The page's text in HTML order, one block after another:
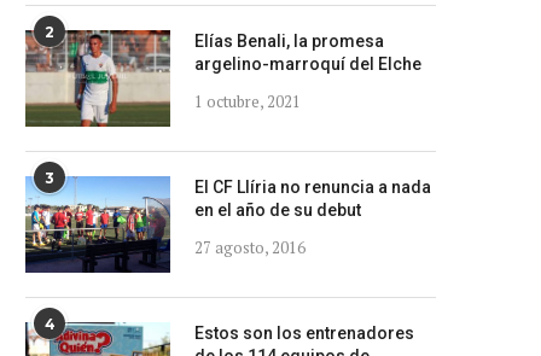
2
Elías Benali, la promesa
argelino-marroquí del Elche
1 octubre, 2021
3
El CF Llíria no renuncia a nada
en el año de su debut
27 agosto, 2016
4
Estos son los entrenadores